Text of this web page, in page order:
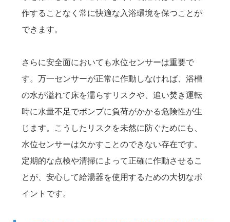
作することなく常に快適な入浴環境を保つことが
できます。
さらに安全面においても水位センサーは重要で
す。万一センサーが正常に作動しなければ、浴槽
の水が溢れて床を濡らすリスクや、追い焚き運転
時に水量不足でポンプに負荷がかかる危険性が生
じます。こうしたリスクを未然に防ぐためにも、
水位センサーは欠かすことのできない存在です。
定期的な点検や清掃によって正確に作動させるこ
とが、安心して給湯器を使用するための大切なポ
イントです。